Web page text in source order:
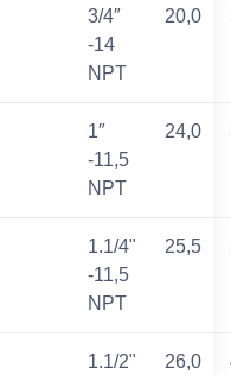
3/4″
-14
NPT
20,0
1″
-11,5
NPT
24,0
1.1/4"
-11,5
NPT
25,5
1.1/2"
26,0